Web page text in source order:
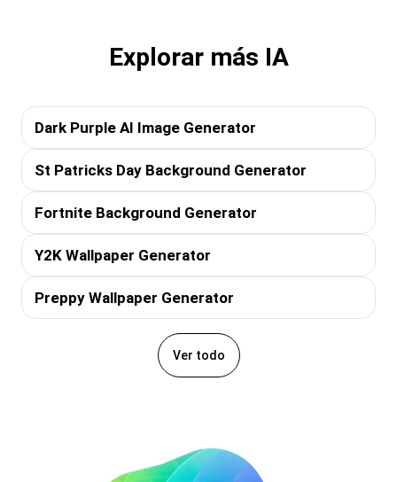
Explorar más IA
Dark Purple AI Image Generator
St Patricks Day Background Generator
Fortnite Background Generator
Y2K Wallpaper Generator
Preppy Wallpaper Generator
Ver todo